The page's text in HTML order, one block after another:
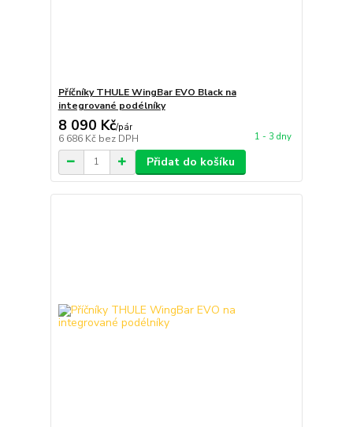
Příčníky THULE WingBar EVO Black na
integrované podélníky
8 090 Kč/pár
6 686 Kč bez DPH 1 - 3 dny
Přidat do košíku